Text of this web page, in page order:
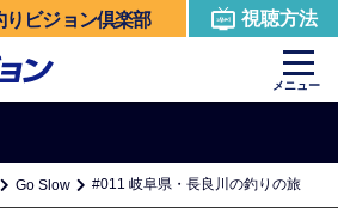
りビジョン倶楽部 視聴方法
メニュー
Go Slow #011 岐阜県・長良川の釣りの旅